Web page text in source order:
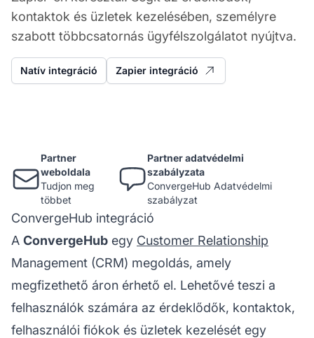
kontaktok és üzletek kezelésében, személyre
szabott többcsatornás ügyfélszolgálatot nyújtva.
Natív integráció Zapier integráció
Partner
weboldala
Tudjon meg
többet
Partner adatvédelmi
szabályzata
ConvergeHub Adatvédelmi
szabályzat
ConvergeHub integráció
A ConvergeHub egy Customer Relationship
Management (CRM) megoldás, amely
megfizethető áron érhető el. Lehetővé teszi a
felhasználók számára az érdeklődők, kontaktok,
felhasználói fiókok és üzletek kezelését egy